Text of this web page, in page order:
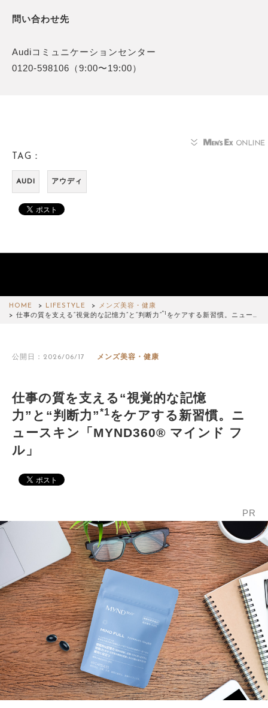
問い合わせ先
Audiコミュニケーションセンター
0120-598106（9:00〜19:00）
TAG：
AUDI アウディ
HOME LIFESTYLE
メンズ美容・健康
仕事の質を支える“視覚的な記憶力”と“判断力”
*1 をケアする新習慣。ニュー…
公開日：2026/06/17 メンズ美容・健康
仕事の質を支える“視覚的な記憶
力”と“判断力”*1をケアする新習慣。ニ
ュースキン「MYND360® マインド フ
ル」
PR